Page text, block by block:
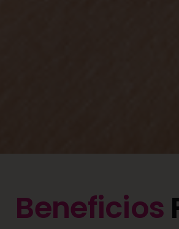
Beneficios